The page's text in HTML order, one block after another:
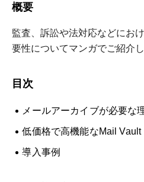
概要
監査、 訴訟や法対応などにお
要性についてマンガでご紹介
目次
メールアーカイブが必要な
低価格で高機能なMail Vault
導入事例